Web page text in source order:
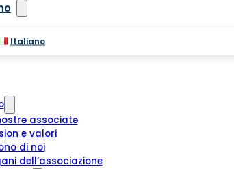
Italiano
associatə
e valori
di noi
dell’associazione